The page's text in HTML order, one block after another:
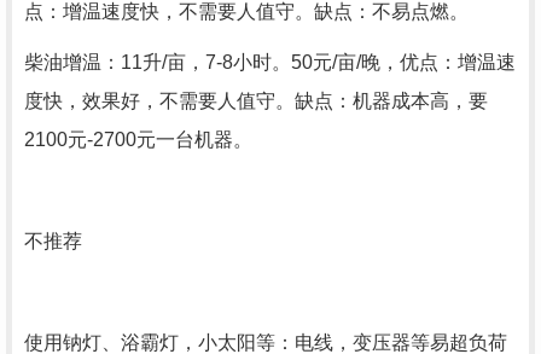
点：增温速度快，不需要人值守。缺点：不易点燃。
柴油增温：11升/亩，7-8小时。50元/亩/晚，优点：增温速
度快，效果好，不需要人值守。缺点：机器成本高，要
2100元-2700元一台机器。
不推荐
使用钠灯、浴霸灯，小太阳等：电线，变压器等易超负荷